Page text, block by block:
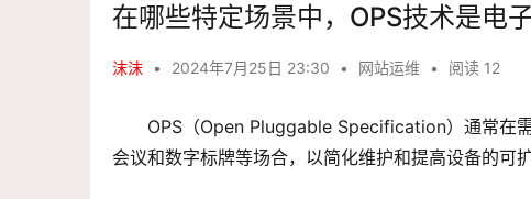
在哪些特定场景中，OPS技术是电
沫沫 • 2024年7月25日 23:30 • 网站运维 • 阅读 12
OPS（Open Pluggable Specification）通常在
会议和数字标牌等场合，以简化维护和提高设备的可扩